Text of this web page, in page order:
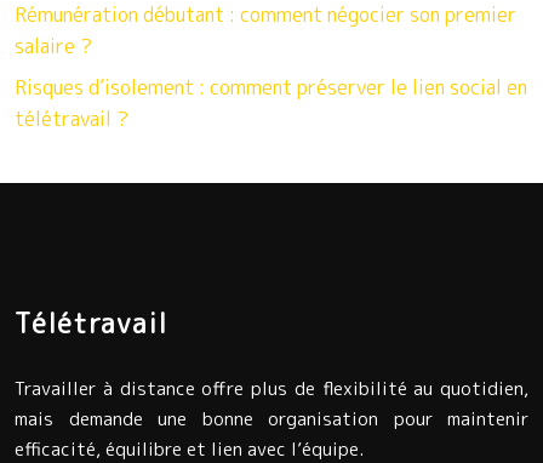
Rémunération débutant : comment négocier son premier
salaire ?
Risques d’isolement : comment préserver le lien social en
télétravail ?
Télétravail
Travailler à distance offre plus de flexibilité au quotidien,
mais demande une bonne organisation pour maintenir
efficacité, équilibre et lien avec l’équipe.